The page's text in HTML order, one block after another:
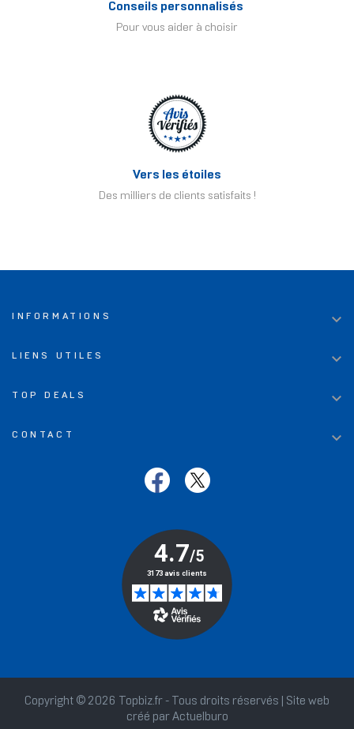
Conseils personnalisés
Pour vous aider à choisir
Vers les étoiles
Des milliers de clients satisfaits !
INFORMATIONS 
LIENS UTILES 
TOP DEALS 
CONTACT 
Copyright © 2026 Topbiz.fr - Tous droits réservés | Site web
créé par Actuelburo